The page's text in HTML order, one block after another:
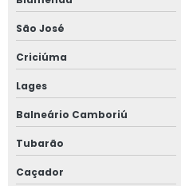
São José
Criciúma
Lages
Balneário Camboriú
Tubarão
Caçador